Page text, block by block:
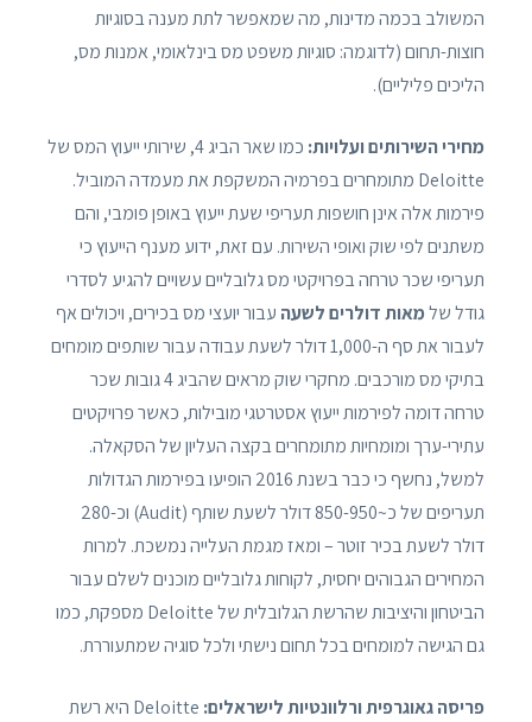
המשולב בכמה מדינות, מה שמאפשר לתת מענה בסוגיות
חוצות-תחום (לדוגמה: סוגיות משפט מס בינלאומי, אמנות מס,
הליכים פליליים).
מחירי השירותים ועלויות:
כמו שאר הביג 4, שירותי ייעוץ המס של
Deloitte מתומחרים בפרמיה המשקפת את מעמדה המוביל.
פירמות אלה אינן חושפות תעריפי שעת ייעוץ באופן פומבי, והם
משתנים לפי שוק ואופי השירות. עם זאת, ידוע מענף הייעוץ כי
תעריפי שכר טרחה בפרויקטי מס גלובליים עשויים להגיע לסדרי
גודל שלמאות דולרים לשעה עבור יועצי מס בכירים, ויכולים אף
לעבור את סף ה-1,000 דולר לשעת עבודה עבור שותפים מומחים
בתיקי מס מורכבים. מחקרי שוק מראים שהביג 4 גובות שכר
טרחה דומה לפירמות ייעוץ אסטרטגי מובילות, כאשר פרויקטים
עתירי-ערך ומומחיות מתומחרים בקצה העליון של הסקאלה.
למשל, נחשף כי כבר בשנת 2016 הופיעו בפירמות הגדולות
תעריפים של כ~850-950 דולר לשעת שותף (Audit) וכ-280
דולר לשעת בכיר זוטר – ומאז מגמת העלייה נמשכת. למרות
המחירים הגבוהים יחסית, לקוחות גלובליים מוכנים לשלם עבור
הביטחון והיציבות שהרשת הגלובלית של Deloitte מספקת, כמו
גם הגישה למומחים בכל תחום נישתי ולכל סוגיה שמתעוררת.
פריסה גאוגרפית ורלוונטיות לישראלים:
Deloitte היא רשת